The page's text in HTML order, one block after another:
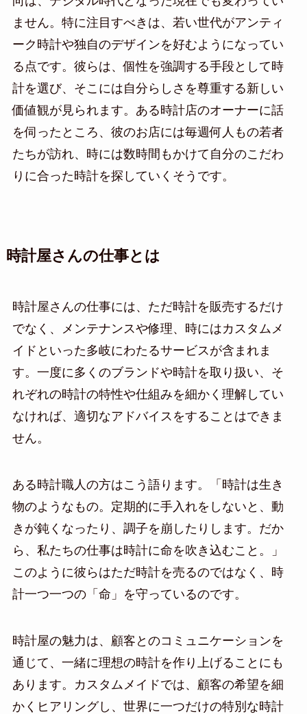
ません。特に注目すべきは、若い世代がアンティ
ーク時計や独自のデザインを好むようになってい
る点です。彼らは、個性を強調する手段として時
計を選び、そこには自分らしさを尊重する新しい
価値観が見られます。ある時計店のオーナーに話
を伺ったところ、彼のお店には毎週何人もの若者
たちが訪れ、時には数時間もかけて自分のこだわ
りに合った時計を探していくそうです。
時計屋さんの仕事とは
時計屋さんの仕事には、ただ時計を販売するだけ
でなく、メンテナンスや修理、時にはカスタムメ
イドといった多岐にわたるサービスが含まれま
す。一度に多くのブランドや時計を取り扱い、そ
れぞれの時計の特性や仕組みを細かく理解してい
なければ、適切なアドバイスをすることはできま
せん。
ある時計職人の方はこう語ります。「時計は生き
物のようなもの。定期的に手入れをしないと、動
きが鈍くなったり、調子を崩したりします。だか
ら、私たちの仕事は時計に命を吹き込むこと。」
このように彼らはただ時計を売るのではなく、時
計一つ一つの「命」を守っているのです。
時計屋の魅力は、顧客とのコミュニケーションを
通じて、一緒に理想の時計を作り上げることにも
あります。カスタムメイドでは、顧客の希望を細
かくヒアリングし、世界に一つだけの特別な時計